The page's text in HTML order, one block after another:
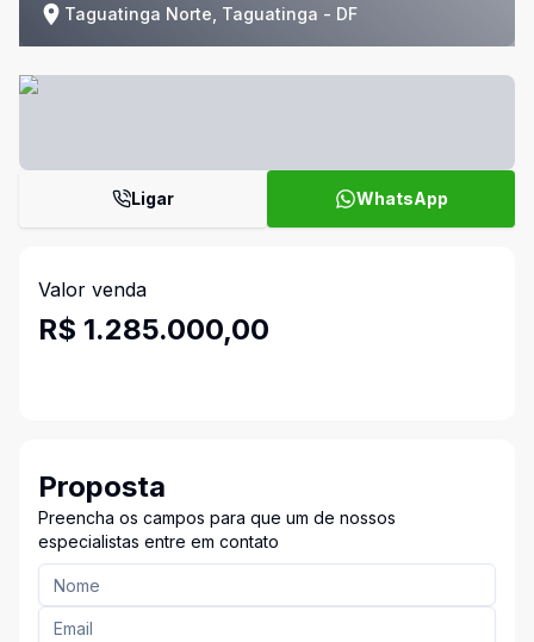
Taguatinga Norte, Taguatinga - DF
Ligar WhatsApp
Valor venda
R$ 1.285.000,00
Proposta
Preencha os campos para que um de nossos
especialistas entre em contato